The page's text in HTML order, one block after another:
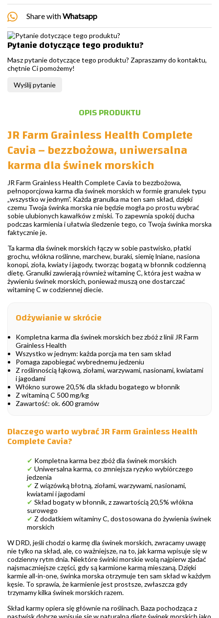
Share withWhatsapp
Pytanie dotyczące tego produktu?
Masz pytanie dotyczące tego produktu? Zapraszamy do kontaktu,
chętnie Ci pomożemy!
Wyślij pytanie
OPIS PRODUKTU
JR Farm Grainless Health Complete
Cavia – bezzbożowa, uniwersalna
karma dla świnek morskich
JR Farm Grainless Health Complete Cavia to bezzbożowa,
pełnoporcjowa karma dla świnek morskich w formie granulek typu
„wszystko w jednym”. Każda granulka ma ten sam skład, dzięki
czemu Twoja świnka morska nie będzie mogła po prostu wybrać
sobie ulubionych kawałków z miski. To zapewnia spokój ducha
podczas karmienia i ułatwia śledzenie tego, co Twoja świnka morska
faktycznie je.
Ta karma dla świnek morskich łączy w sobie pastwisko, płatki
grochu, włókna roślinne, marchew, buraki, siemię lniane, nasiona
konopi, zioła, kwiaty i jagody, tworząc bogatą w błonnik codzienną
dietę. Granulki zawierają również witaminę C, która jest ważna w
żywieniu świnek morskich, ponieważ muszą one dostarczać
witaminę C w codziennej diecie.
Odżywianie w skrócie
Kompletna karma dla świnek morskich bez zbóż z linii JR Farm
Grainless Health
Wszystko w jednym: każda porcja ma ten sam skład
Pomaga zapobiegać wybrednemu jedzeniu
Z roślinnością łąkową, ziołami, warzywami, nasionami, kwiatami
i jagodami
Włókno surowe 20,5% dla składu bogatego w błonnik
Z witaminą C 500 mg/kg
Zawartość: ok. 600 gramów
Dlaczego warto wybrać JR Farm Grainless Health
Complete Cavia?
✔ Kompletna karma bez zbóż dla świnek morskich
✔ Uniwersalna karma, co zmniejsza ryzyko wybiórczego
jedzenia
✔ Z wiązówką błotną, ziołami, warzywami, nasionami,
kwiatami i jagodami
✔ Skład bogaty w błonnik, z zawartością 20,5% włókna
surowego
✔ Z dodatkiem witaminy C, dostosowana do żywienia świnek
morskich
W DRD, jeśli chodzi o karmę dla świnek morskich, zwracamy uwagę
nie tylko na skład, ale, co ważniejsze, na to, jak karma wpisuje się w
codzienny rytm dnia. Niektóre świnki morskie wolą najpierw zjadać
najsmaczniejsze części, gdy są karmione karmą mieszaną. Dzięki
karmie all-in-one, świnka morska otrzymuje ten sam skład w każdym
kęsie. To sprawia, że karmienie jest prostsze, zwłaszcza gdy
trzymamy kilka świnek morskich razem.
Skład karmy opiera się głównie na roślinach. Baza pochodząca z